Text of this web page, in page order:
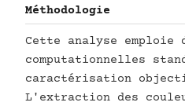
Méthodologie
Cette analyse emploie
computationnelles
caractérisation
L'extraction des